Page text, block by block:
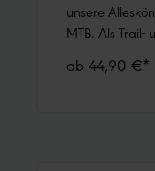
unsere
MTB. Als Trail-
mit
ab 44,90 €*